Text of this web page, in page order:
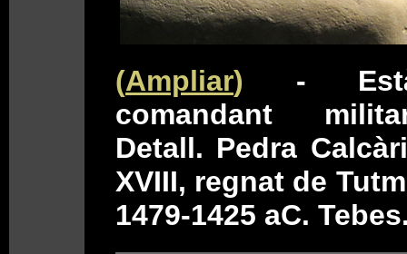
(Ampliar)
-
comandant
Detall. Pedra
XVIII, regnat de
1479-1425 aC.